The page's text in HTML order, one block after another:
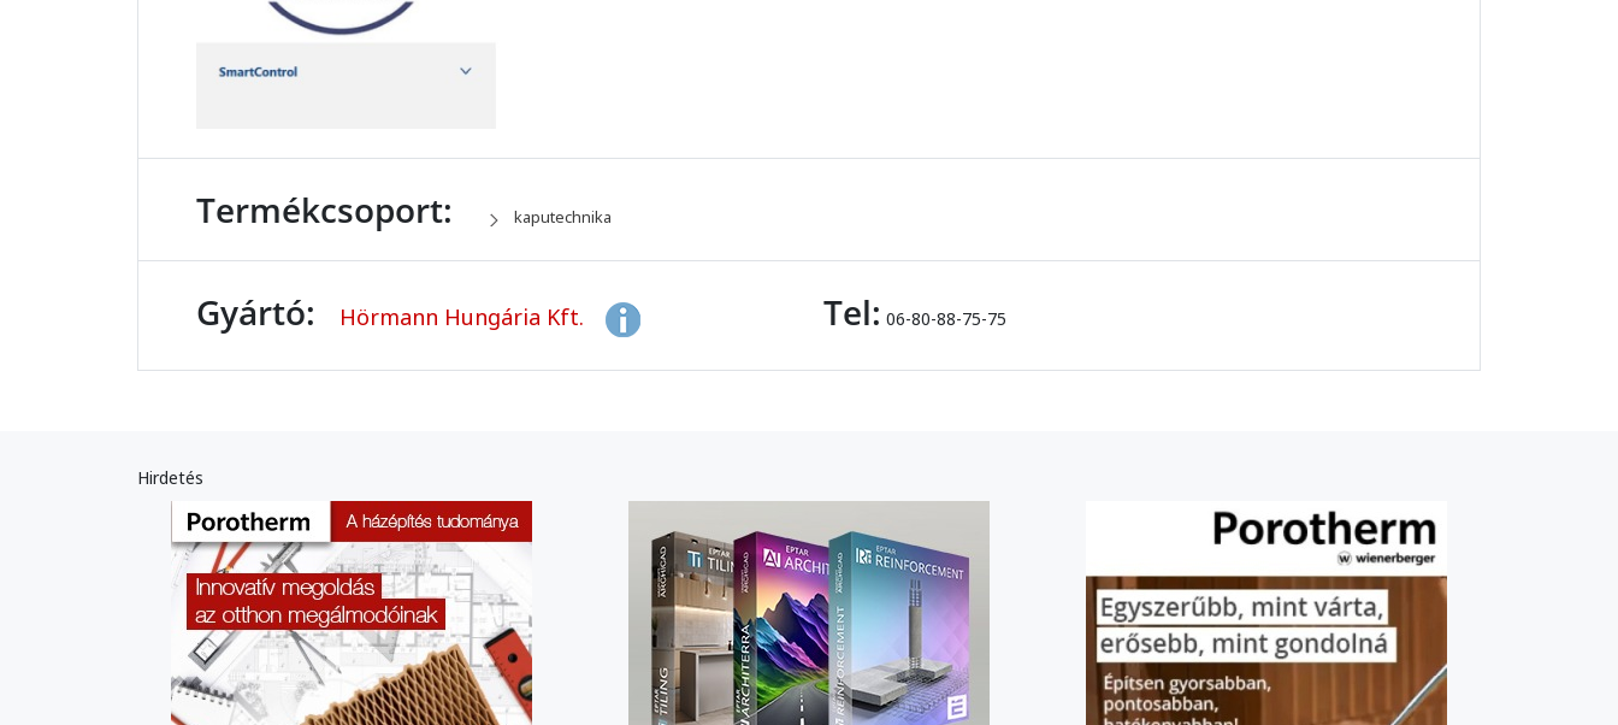
Termékcsoport: kaputechnika
Gyártó: Hörmann Hungária Kft. Tel: 06-80-88-75-75
Hirdetés